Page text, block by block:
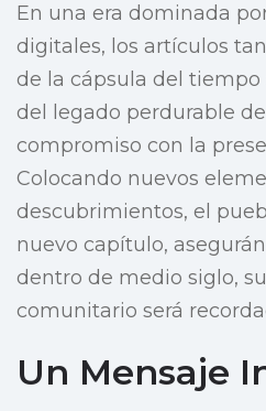
En una era dominada
digitales, los artículos
de la cápsula del
del legado perdurable
compromiso con la
Colocando nuevos
descubrimientos, el
nuevo capítulo,
dentro de medio siglo,
comunitario será
Un Mensaje